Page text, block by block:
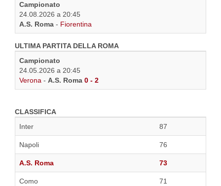
Campionato
24.08.2026 a 20:45
A.S. Roma - Fiorentina
ULTIMA PARTITA DELLA ROMA
Campionato
24.05.2026 a 20:45
Verona - A.S. Roma 0 - 2
CLASSIFICA
Inter
87
Napoli 76
A.S. Roma 73
Como 71